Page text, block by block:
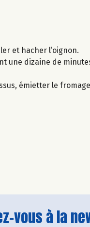
et hacher l’oignon.
une dizaine de
émietter le
vous à la